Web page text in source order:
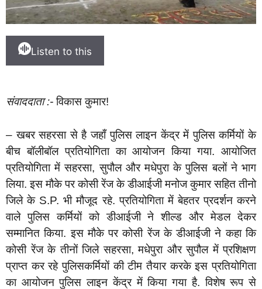
Listen to this
संवाददाता :-विकास कुमार!
– खबर सहरसा से है जहाँ पुलिस लाइन केंद्र में पुलिस कर्मियों के
बीच बॉलीबॉल प्रतियोगिता का आयोजन किया गया. आयोजित
प्रतियोगिता में सहरसा, सुपौल और मधेपुरा के पुलिस बलों ने भाग
लिया. इस मौके पर कोसी रेंज के डीआईजी मनोज कुमार सहित तीनो
जिले के S.P. भी मौजूद रहे. प्रतियोगिता में बेहतर प्रदर्शन करने
वाले पुलिस कर्मियों को डीआईजी ने शील्ड और मेडल देकर
सम्मानित किया. इस मौके पर कोसी रेंज के डीआईजी ने कहा कि
कोसी रेंज के तीनों जिले सहरसा, मधेपुरा और सुपौल में प्रशिक्षण
प्राप्त कर रहे पुलिसकर्मियों की टीम तैयार करके इस प्रतियोगिता
का आयोजन पुलिस लाइन केंद्र में किया गया है. विशेष रूप से